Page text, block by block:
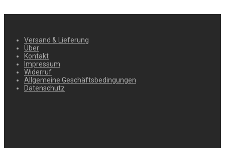
Versand & Lieferung
Über
Kontakt
Impressum
Widerruf
Allgemeine Geschäftsbedingungen
Datenschutz